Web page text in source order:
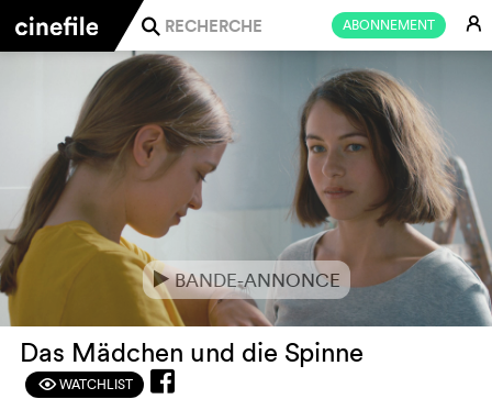
ABONNEMENT E
j
eBANDE-ANNONCE
Das Mädchen und die Spinne
FWATCHLIST